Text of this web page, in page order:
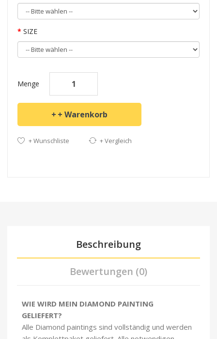
SIZE
Menge
+ Warenkorb
+ Wunschliste + Vergleich
Beschreibung
Bewertungen (0)
WIE WIRD MEIN DIAMOND PAINTING
GELIEFERT?
Alle Diamond paintings sind vollständig und werden